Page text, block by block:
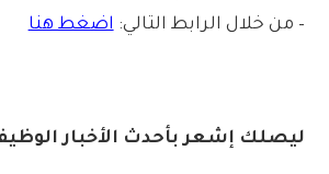
– من خلال الرابط التالي: اضغط هنا
ليصلك إشعربأحدث الأخبار